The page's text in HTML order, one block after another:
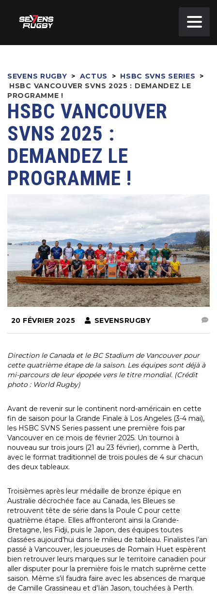
SEVENS RUGBY > ACTUS > HSBC SVNS SERIES
>
HSBC VANCOUVER SVNS 2025 : DEMANDEZ LE
PROGRAMME !
HSBC VANCOUVER
SVNS 2025 :
DEMANDEZ LE
PROGRAMME !
20 FÉVRIER 2025 SEVENSRUGBY
Direction le Canada et le BC Stadium de Vancouver pour
cette quatrième étape de la saison. Les équipes sont déjà à
mi-parcours de leur épopée vers le titre mondial. (Crédit
photo : World Rugby)
Avant de revenir sur le continent nord-américain en cette
fin de saison pour la Grande Finale à Los Angeles (3-4 mai),
les HSBC SVNS Series passent une première fois par
Vancouver en ce mois de février 2025. Un tournoi à
nouveau sur trois jours (21 au 23 février), comme à Perth,
avec le format traditionnel de trois poules de 4 sur chacun
des deux tableaux.
Troisièmes après leur médaille de bronze épique en
Australie décrochée face au Canada, les Bleues se
retrouvent tête de série dans la Poule C pour cette
quatrième étape. Elles affronteront ainsi la Grande-
Bretagne, les Fidji, puis le Japon, des équipes toutes
classées aujourd’hui dans le milieu de tableau. Finalistes l’an
passé à Vancouver, les joueuses de Romain Huet espèrent
bien retrouver leurs marques sur le territoire canadien pour
aller disputer pour la première fois le match suprême cette
saison. Même s’il faudra faire avec les absences de marque
de Camille Grassineau et d’Iän Jason, touchées à Perth.